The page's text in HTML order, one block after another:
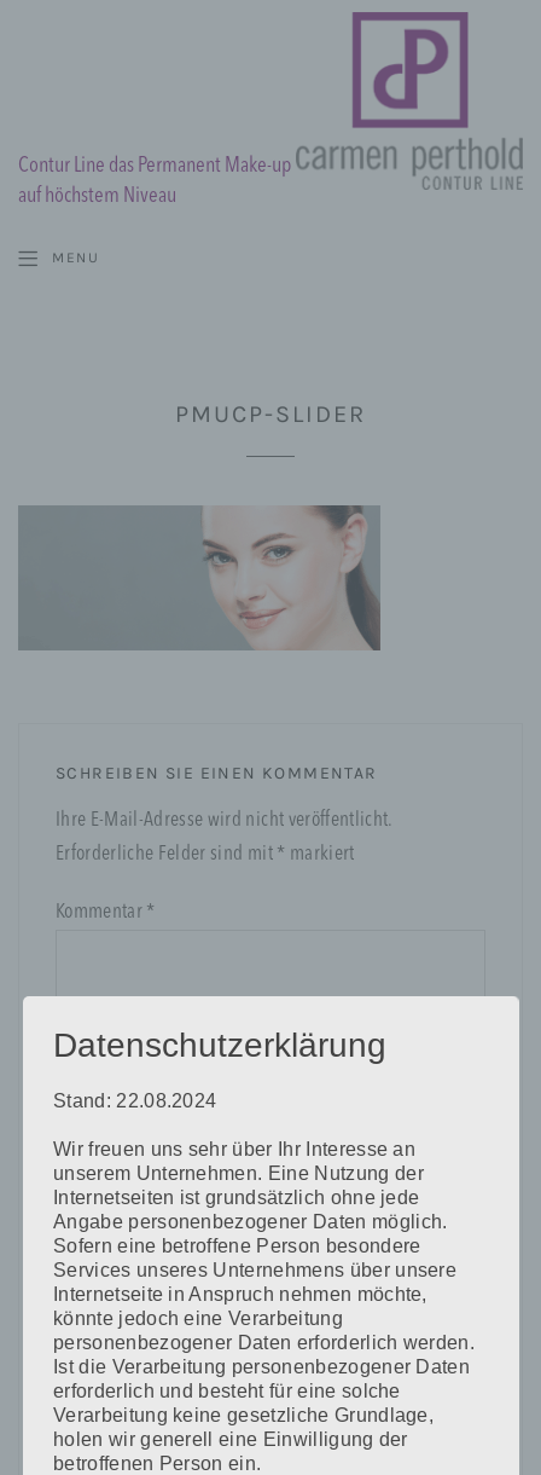
Contur Line das Permanent Make-up
auf höchstem Niveau
MENU
PMUCP-SLIDER
SCHREIBEN SIE EINEN KOMMENTAR
Ihre E-Mail-Adresse wird nicht veröffentlicht.
Erforderliche Felder sind mit * markiert
Kommentar *
Name*
E-Mail-Adresse
Website
Name, E-Mail-Adresse und Website in diesem Browser
Datenschutzerklärung
Stand: 22.08.2024
Wir freuen uns sehr über Ihr Interesse an
unserem Unternehmen. Eine Nutzung der
Internetseiten ist grundsätzlich ohne jede
Angabe personenbezogener Daten möglich.
Sofern eine betroffene Person besondere
Services unseres Unternehmens über unsere
Internetseite in Anspruch nehmen möchte,
könnte jedoch eine Verarbeitung
personenbezogener Daten erforderlich werden.
Ist die Verarbeitung personenbezogener Daten
erforderlich und besteht für eine solche
Verarbeitung keine gesetzliche Grundlage,
holen wir generell eine Einwilligung der
betroffenen Person ein.